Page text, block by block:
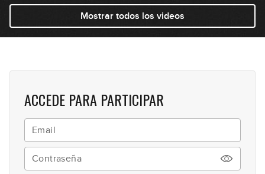
Mostrar todos los videos
ACCEDE PARA PARTICIPAR